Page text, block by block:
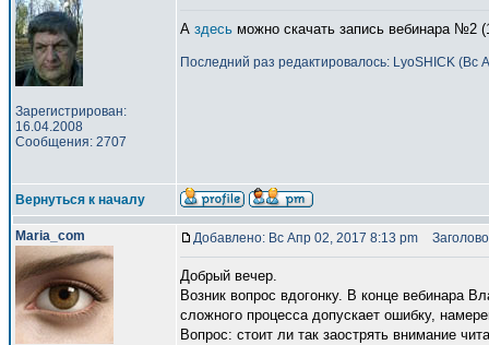
Зарегистрирован:
16.04.2008
Сообщения: 2707
А здесь можно скачать запись вебинара №2
Последний раз редактировалось: LyoSHICK (Вс
Вернуться к началу
Maria_com Добавлено: Вс Апр 02, 2017 8:13 pm
Добрый вечер.
Возник вопрос вдогонку. В конце вебинара
сложного процесса допускает ошибку,
Вопрос: стоит ли так заострять внимание